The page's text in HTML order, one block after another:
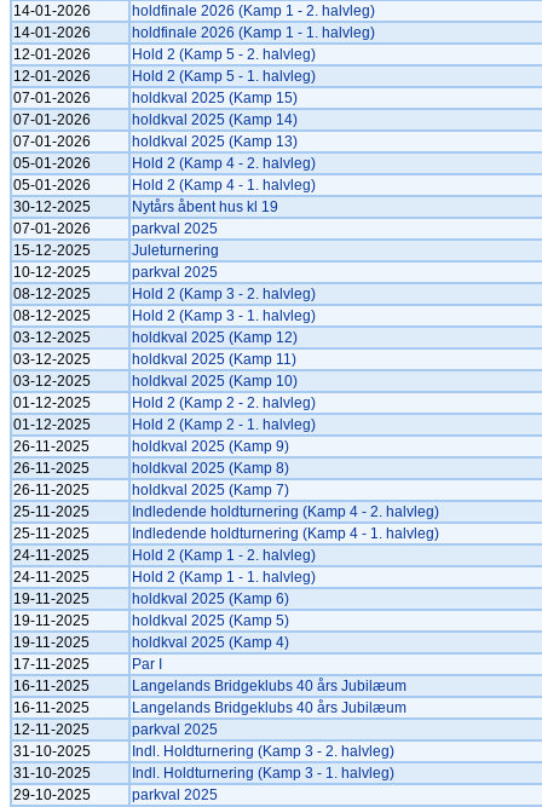
14-01-2026
holdfinale 2026 (Kamp 1 - 2. halvleg)
14-01-2026
holdfinale 2026 (Kamp 1 - 1. halvleg)
12-01-2026
Hold 2 (Kamp 5 - 2. halvleg)
12-01-2026
Hold 2 (Kamp 5 - 1. halvleg)
07-01-2026
holdkval 2025 (Kamp 15)
07-01-2026
holdkval 2025 (Kamp 14)
07-01-2026
holdkval 2025 (Kamp 13)
05-01-2026
Hold 2 (Kamp 4 - 2. halvleg)
05-01-2026
Hold 2 (Kamp 4 - 1. halvleg)
30-12-2025
Nytårs åbent hus kl 19
07-01-2026
parkval 2025
15-12-2025
Juleturnering
10-12-2025
parkval 2025
08-12-2025
Hold 2 (Kamp 3 - 2. halvleg)
08-12-2025
Hold 2 (Kamp 3 - 1. halvleg)
03-12-2025
holdkval 2025 (Kamp 12)
03-12-2025
holdkval 2025 (Kamp 11)
03-12-2025
holdkval 2025 (Kamp 10)
01-12-2025
Hold 2 (Kamp 2 - 2. halvleg)
01-12-2025
Hold 2 (Kamp 2 - 1. halvleg)
26-11-2025
holdkval 2025 (Kamp 9)
26-11-2025
holdkval 2025 (Kamp 8)
26-11-2025
holdkval 2025 (Kamp 7)
25-11-2025
Indledende holdturnering (Kamp 4 - 2. halvleg)
25-11-2025
Indledende holdturnering (Kamp 4 - 1. halvleg)
24-11-2025
Hold 2 (Kamp 1 - 2. halvleg)
24-11-2025
Hold 2 (Kamp 1 - 1. halvleg)
19-11-2025
holdkval 2025 (Kamp 6)
19-11-2025
holdkval 2025 (Kamp 5)
19-11-2025
holdkval 2025 (Kamp 4)
17-11-2025
Par I
16-11-2025
Langelands Bridgeklubs 40 års Jubilæum
16-11-2025
Langelands Bridgeklubs 40 års Jubilæum
12-11-2025
parkval 2025
31-10-2025
Indl. Holdturnering (Kamp 3 - 2. halvleg)
31-10-2025
Indl. Holdturnering (Kamp 3 - 1. halvleg)
29-10-2025
parkval 2025